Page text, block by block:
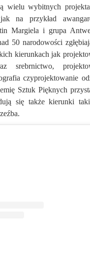
wielu wybitnych
na przykład
Margiela i grupa
50 narodowości
kierunkach jak
srebrnictwo,
czyprojektowanie
Sztuk Pięknych
się także kierunki